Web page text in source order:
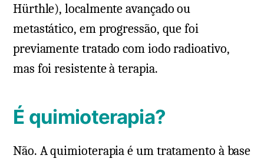
Hürthle), localmente avançado ou
metastático, em progressão, que foi
previamente tratado com iodo radioativo,
mas foi resistente à terapia.
É quimioterapia?
Não. A quimioterapia é um tratamento à base